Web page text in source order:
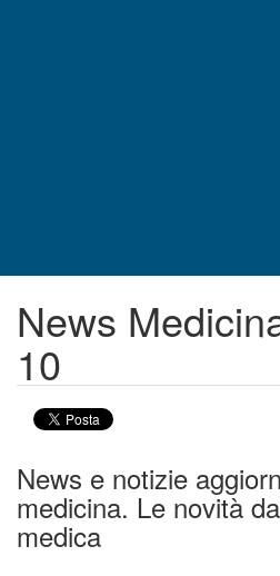
News
10
News e notizie
medicina. Le novità
medica